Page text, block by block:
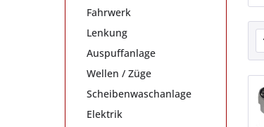
Fahrwerk
Lenkung
Auspuffanlage
Wellen / Züge
Scheibenwaschanlage
Elektrik